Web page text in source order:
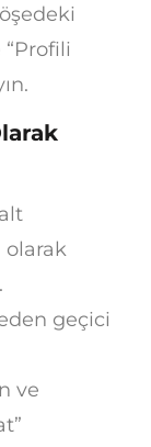
olarak
geçici
ve